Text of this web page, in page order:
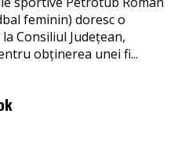
feminin) doresc o
Consiliul Județean,
obținerea unei fi...